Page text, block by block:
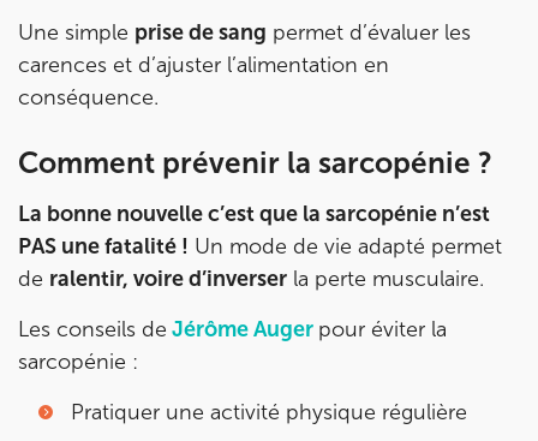
Une simple prise de sang permet d’évaluer les
carences et d’ajuster l’alimentation en
conséquence.
Comment prévenir la sarcopénie ?
La bonne nouvelle c’est que la sarcopénie n’est
PAS une fatalité ! Un mode de vie adapté permet
de ralentir, voire d’inverser la perte musculaire.
Les conseils de Jérôme Auger pour éviter la
sarcopénie :
Pratiquer une activité physique régulière